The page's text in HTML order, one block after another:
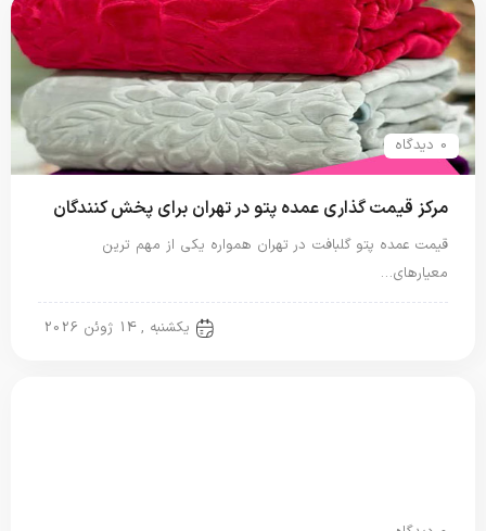
0 دیدگاه
مرکز قیمت گذاری عمده پتو در تهران برای پخش کنندگان
قیمت عمده پتو گلبافت در تهران همواره یکی از مهم ترین
معیارهای…
یکشنبه , 14 ژوئن 2026